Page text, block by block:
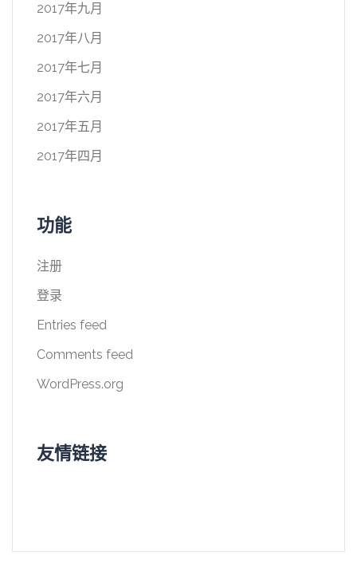
2017年九月
2017年八月
2017年七月
2017年六月
2017年五月
2017年四月
功能
注册
登录
Entries feed
Comments feed
WordPress.org
友情链接